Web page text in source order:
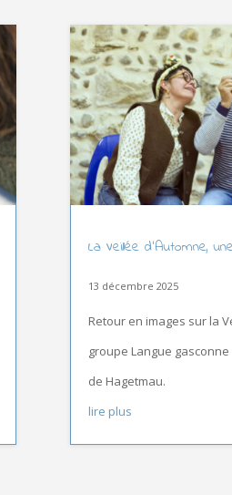
La Veillée d’Automne,
13 décembre 2025
Retour en images sur la
groupe Langue gasconne
de Hagetmau.
lire plus